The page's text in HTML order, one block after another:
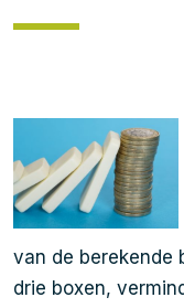
van de berekende
drie boxen,